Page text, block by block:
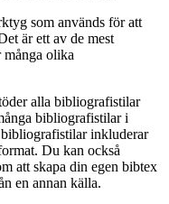
som används för att
är ett av de mest
olika
alla bibliografistilar
bibliografistilar i
inkluderar
Du kan också
att skapa din egen bibtex
en annan källa.